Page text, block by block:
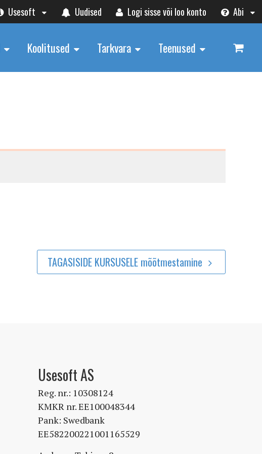
Usesoft Uudised Logi sisse või loo konto Abi
Koolitused Tarkvara Teenused
TAGASISIDE KURSUSELE mõõtmestamine
Usesoft AS
Reg. nr.: 10308124
KMKR nr. EE100048344
Pank: Swedbank
EE582200221001165529